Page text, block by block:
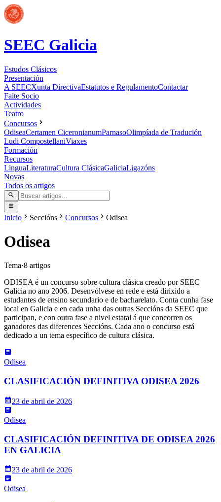
SEEC Galicia
Estudos Clásicos
Presentación
A SEECXunta DirectivaEstatutos e RegulamentoContactar
Faite Socio
Actividades
Teatro
Concursos
OdiseaCertamen CiceronianumParnasoOlimpíada de Tradución
Ludi CompostellaniViaxes
Formación
Recursos
LinguaLiteraturaCultura ClásicaGaliciaLigazóns
Novas
Todos os artigos
Inicio Seccións Concursos Odisea
Odisea
Tema·8 artigos
ODISEA é un concurso sobre cultura clásica creado por SEEC
Galicia no ano 2006. Desenvólvese en rede e está dirixido a
estudantes de ensino secundario e de bacharelato. Conta cunha fase
local en Galicia e en cada unha das outras Seccións da SEEC que
participan, e con outra fase a nivel estatal á que concorren os
ganadores das diferences Seccións. Cada ano o concurso está
dedicado a un tema específico de cultura clásica.
Odisea
CLASIFICACIÓN DEFINITIVA ODISEA 2026
23 de abril de 2026
Odisea
CLASIFICACIÓN DEFINITIVA DE ODISEA 2026
EN GALICIA
23 de abril de 2026
Odisea